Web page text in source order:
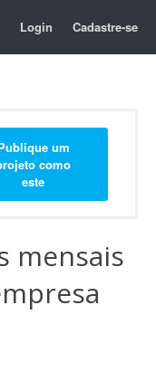
Login Cadastre-se
um
como
este
mensais